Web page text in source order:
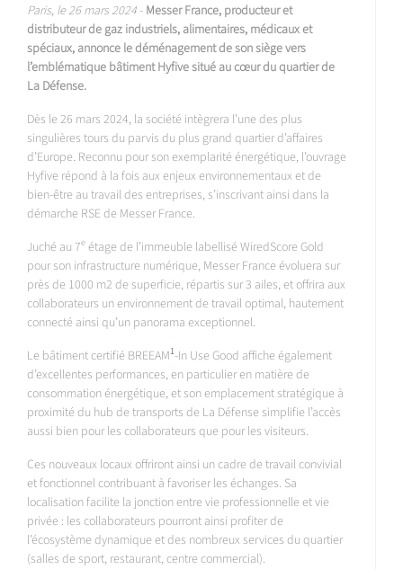
Paris, le 26 mars 2024- Messer France, producteur et
distributeur de gaz industriels, alimentaires, médicaux et
spéciaux, annonce le déménagement de son siège vers
l’emblématique bâtiment Hyfive situé au cœur du quartier de
La Défense.
Dès le 26 mars 2024, la société intègrera l’une des plus
singulières tours du parvis du plus grand quartier d’affaires
d’Europe. Reconnu pour son exemplarité énergétique, l’ouvrage
Hyfive répond à la fois aux enjeux environnementaux et de
bien-être au travail des entreprises, s’inscrivant ainsi dans la
démarche RSE de Messer France.
Juché au 7e étage de l’immeuble labellisé WiredScore Gold
pour son infrastructure numérique, Messer France évoluera sur
près de 1000 m2 de superficie, répartis sur 3 ailes, et offrira aux
collaborateurs un environnement de travail optimal, hautement
connecté ainsi qu’un panorama exceptionnel.
Le bâtiment certifié BREEAM1-In Use Good affiche également
d’excellentes performances, en particulier en matière de
consommation énergétique, et son emplacement stratégique à
proximité du hub de transports de La Défense simplifie l’accès
aussi bien pour les collaborateurs que pour les visiteurs.
Ces nouveaux locaux offriront ainsi un cadre de travail convivial
et fonctionnel contribuant à favoriser les échanges. Sa
localisation facilite la jonction entre vie professionnelle et vie
privée : les collaborateurs pourront ainsi profiter de
l’écosystème dynamique et des nombreux services du quartier
(salles de sport, restaurant, centre commercial).